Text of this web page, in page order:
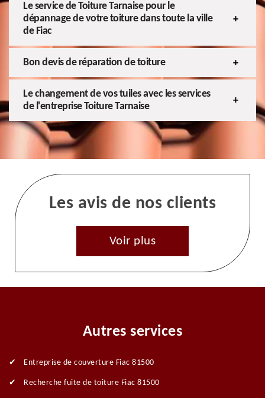
Le service de Toiture Tarnaise pour le
dépannage de votre toiture dans toute la ville
de Fiac
Bon devis de réparation de toiture
Le changement de vos tuiles avec les services
de l'entreprise Toiture Tarnaise
Les avis de nos clients
Voir plus
Autres services
Entreprise de couverture Fiac 81500
Recherche fuite de toiture Fiac 81500